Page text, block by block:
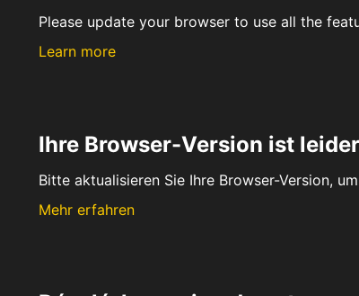
Please update your browser to use all the
Learn more
Ihre Browser-Version ist
Bitte aktualisieren Sie Ihre Browser-Version,
Mehr erfahren